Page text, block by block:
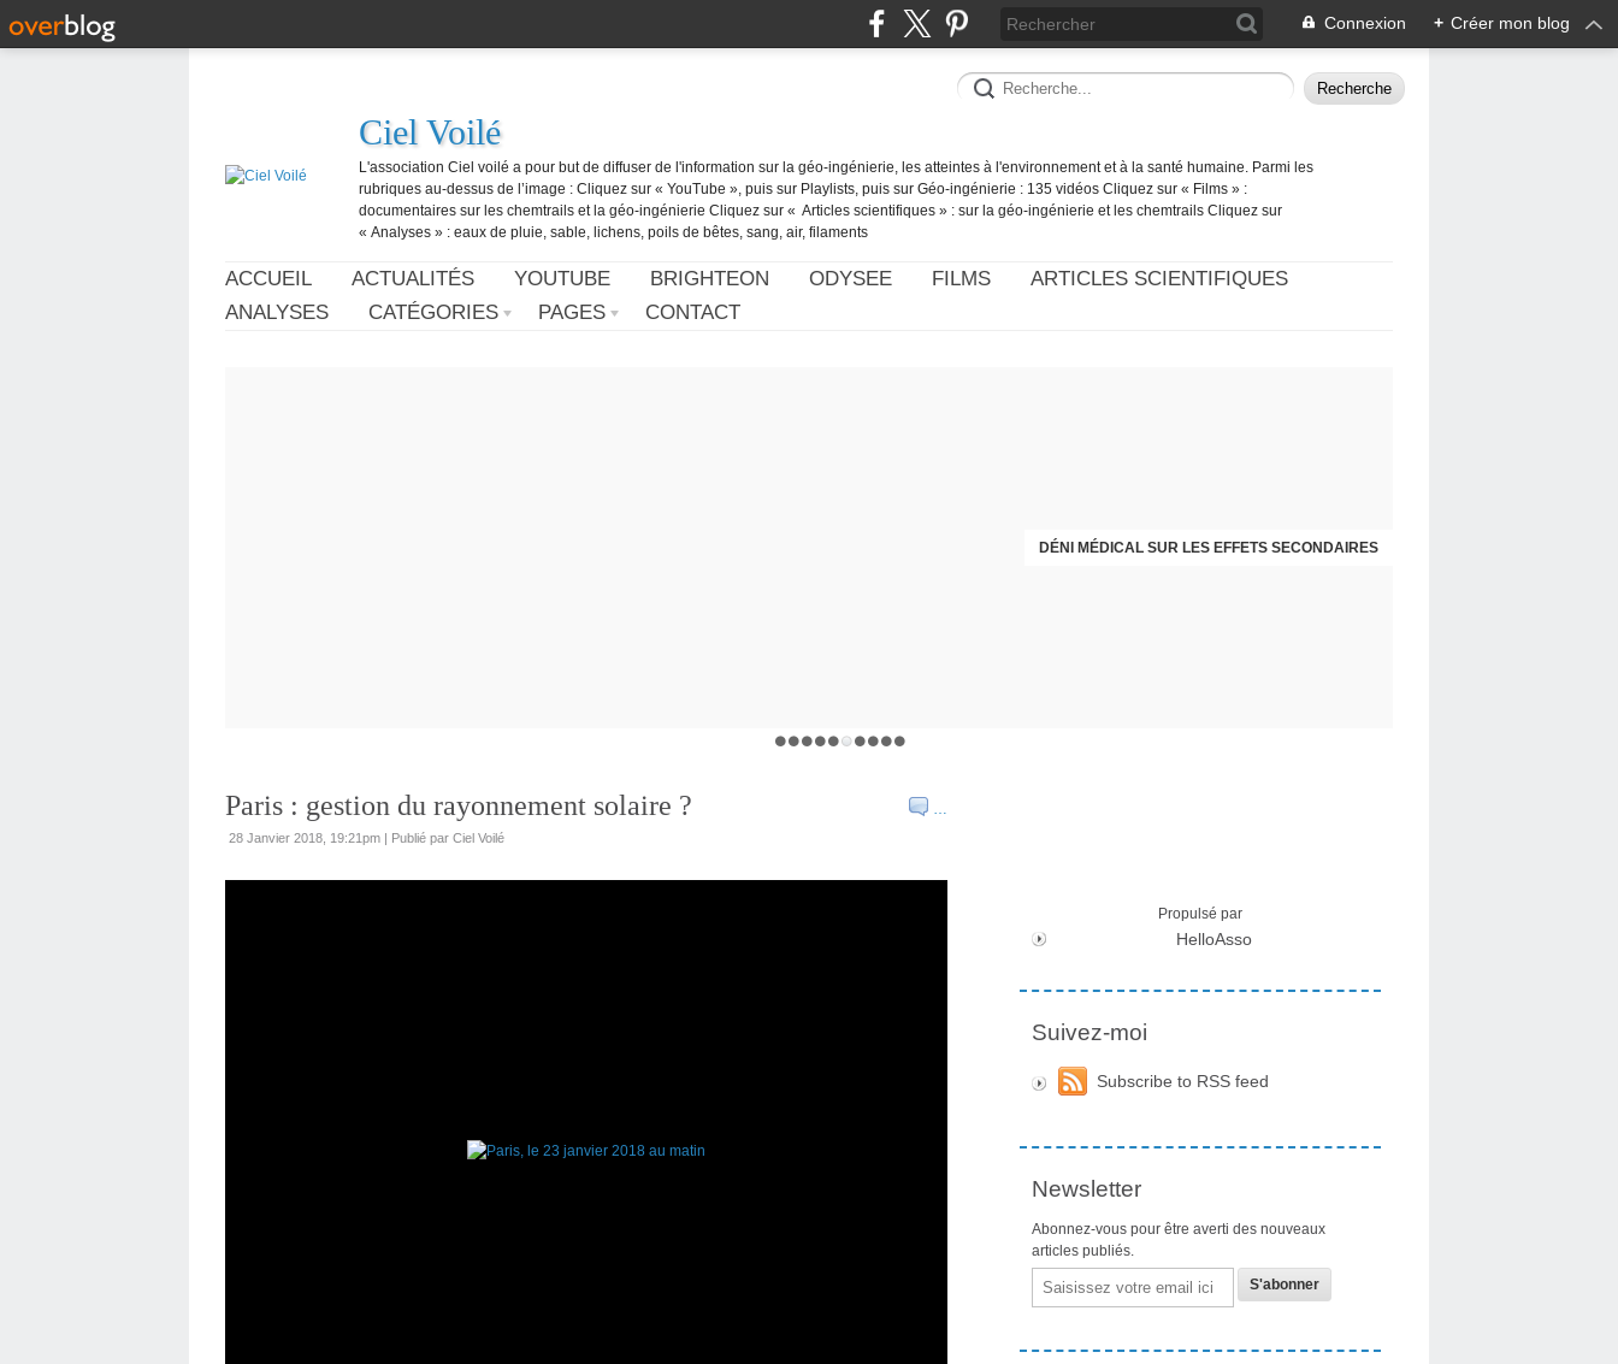
Connexion + Créer mon blog
Ciel Voilé
L'association Ciel voilé a pour but de diffuser de l'information sur la géo-ingénierie, les atteintes à l'environnement et à la santé humaine. Parmi les
rubriques au-dessus de l’image : Cliquez sur « YouTube », puis sur Playlists, puis sur Géo-ingénierie : 135 vidéos Cliquez sur « Films » :
documentaires sur les chemtrails et la géo-ingénierie Cliquez sur « Articles scientifiques » : sur la géo-ingénierie et les chemtrails Cliquez sur
« Analyses » : eaux de pluie, sable, lichens, poils de bêtes, sang, air, filaments
ACCUEIL ACTUALITÉS YOUTUBE BRIGHTEON ODYSEE FILMS
ARTICLES SCIENTIFIQUES
ANALYSES
CATÉGORIES PAGES CONTACT
DÉNI MÉDICAL SUR LES EFFETS SECONDAIRES
LA FRANCE VA CONSTRUIRE DES CENTRALES NUCLÉAIRES À CRÉDIT
…
Paris : gestion du rayonnement solaire ?
28 Janvier 2018, 19:21pm | Publié par Ciel Voilé
Propulsé par
HelloAsso
Suivez-moi
Subscribe to RSS feed
Newsletter
Abonnez-vous pour être averti des nouveaux
articles publiés.
Email